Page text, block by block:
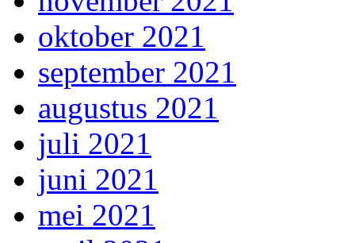
oktober 2021
september 2021
augustus 2021
juli 2021
juni 2021
mei 2021